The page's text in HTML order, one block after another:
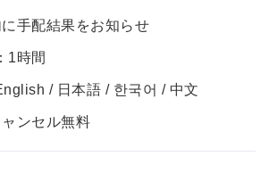
手配結果をお知らせ
1時間
/ 日本語 / 한국어 / 中文
ンセル無料